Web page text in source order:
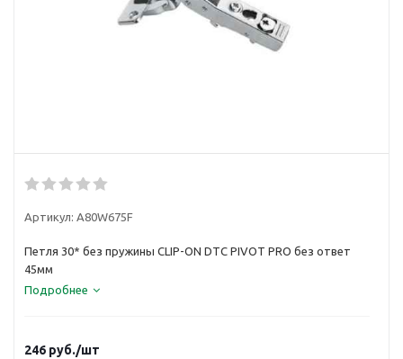
Артикул: A80W675F
Петля 30* без пружины CLIP-ON DTC PIVOT PRO без ответ
45мм
Подробнее
246 руб./шт